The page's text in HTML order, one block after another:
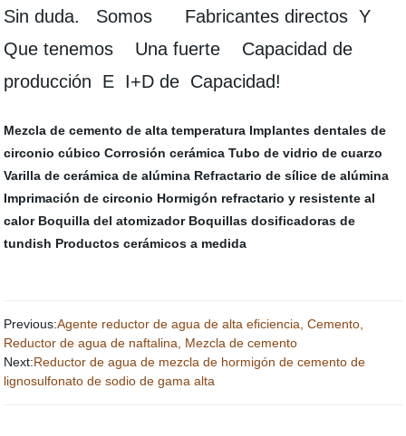
Sin duda. Somos Fabricantes directos Y
Que tenemos Una fuerte Capacidad de
producción E I+D de Capacidad!
Mezcla de cemento de alta temperatura Implantes dentales de
circonio cúbico Corrosión cerámica Tubo de vidrio de cuarzo
Varilla de cerámica de alúmina Refractario de sílice de alúmina
Imprimación de circonio Hormigón refractario y resistente al
calor Boquilla del atomizador Boquillas dosificadoras de
tundish Productos cerámicos a medida
Previous:Agente reductor de agua de alta eficiencia, Cemento,
Reductor de agua de naftalina, Mezcla de cemento
Next:Reductor de agua de mezcla de hormigón de cemento de
lignosulfonato de sodio de gama alta